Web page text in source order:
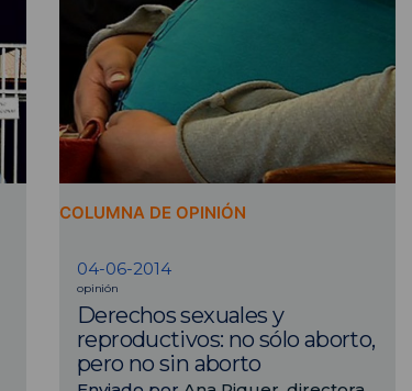
COLUMNA DE OPINIÓN
04-06-2014
opinión
Derechos sexuales y
reproductivos: no sólo aborto,
pero no sin aborto